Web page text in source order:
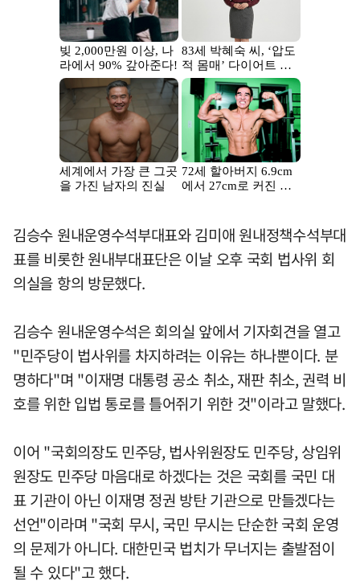
김승수 원내운영수석부대표와 김미애 원내정책수석부대
표를 비롯한 원내부대표단은 이날 오후 국회 법사위 회
의실을 항의 방문했다.
김승수 원내운영수석은 회의실 앞에서 기자회견을 열고
"민주당이 법사위를 차지하려는 이유는 하나뿐이다. 분
명하다"며 "이재명 대통령 공소 취소, 재판 취소, 권력 비
호를 위한 입법 통로를 틀어쥐기 위한 것"이라고 말했다.
이어 "국회의장도 민주당, 법사위원장도 민주당, 상임위
원장도 민주당 마음대로 하겠다는 것은 국회를 국민 대
표 기관이 아닌 이재명 정권 방탄 기관으로 만들겠다는
선언"이라며 "국회 무시, 국민 무시는 단순한 국회 운영
의 문제가 아니다. 대한민국 법치가 무너지는 출발점이
될 수 있다"고 했다.